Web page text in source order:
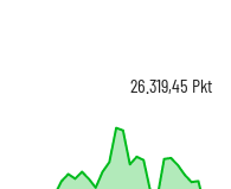
26.319,45 Pkt